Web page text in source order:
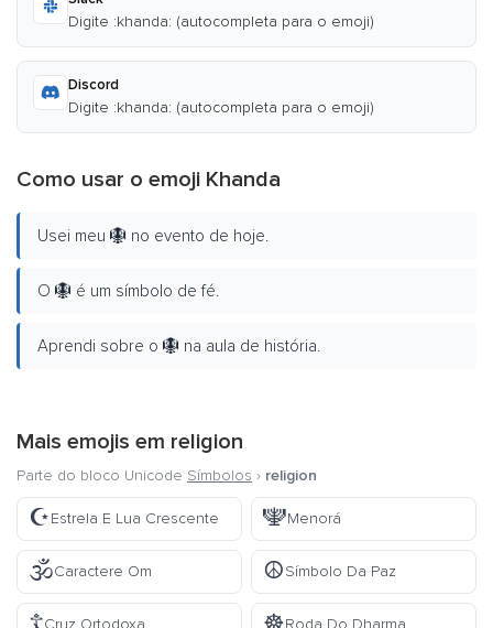
Digite :khanda: (autocompleta para o emoji)
Discord
Digite :khanda: (autocompleta para o emoji)
Como usar o emoji Khanda
Usei meu 🪯 no evento de hoje.
O 🪯 é um símbolo de fé.
Aprendi sobre o 🪯 na aula de história.
Mais emojis em religion
Parte do bloco Unicode Símbolos › religion
☪️Estrela E Lua Crescente 🕎Menorá
🕉️Caractere Om ☮️Símbolo Da Paz
Cruz Ortodoxa Roda Do Dharma